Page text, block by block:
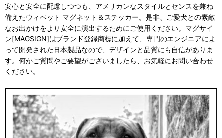
安心と安全に配慮しつつも、アメリカンなスタイルとセンスを兼ね
備えたウィペット マグネット＆ステッカー。是非、ご愛犬との素敵
なお出かけをより安全に演出するためにご使用ください。マグサイ
ン[MAGSIGN]はブランド登録商標に加えて、専門のエンジニアによ
って開発された日本製品なので、デザインと品質にも自信がありま
す。何かご質問やご要望がございましたら、お気軽にお問い合わせ
ください。